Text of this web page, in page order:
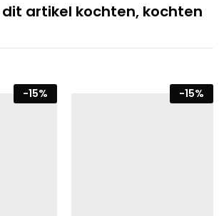
artikel kochten, kochten
-15% -15%